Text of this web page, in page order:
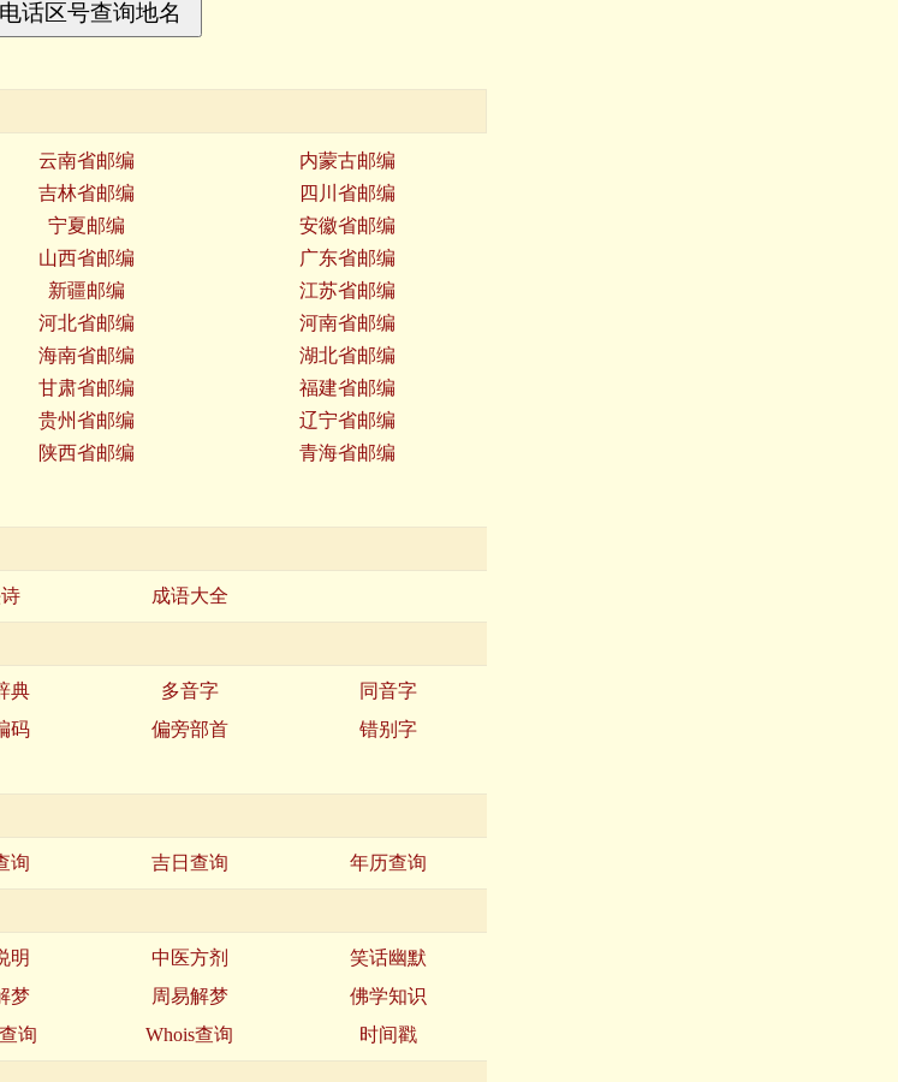
云南省邮编
内蒙古邮编
吉林省邮编
四川省邮编
宁夏邮编
安徽省邮编
山西省邮编
广东省邮编
新疆邮编
江苏省邮编
河北省邮编
河南省邮编
海南省邮编
湖北省邮编
甘肃省邮编
福建省邮编
贵州省邮编
辽宁省邮编
陕西省邮编
青海省邮编
成语大全
典 多音字
同音字
码 偏旁部首
错别字
询 吉日查询 年历查询
明 中医方剂
笑话幽默
梦 周易解梦
佛学知识
询 Whois查询 时间戳